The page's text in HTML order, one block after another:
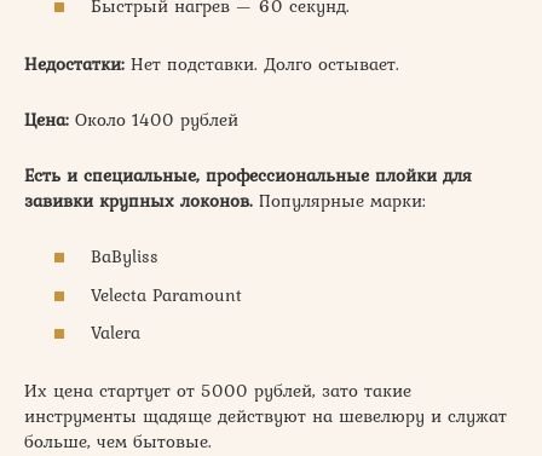
Быстрый нагрев — 60 секунд.
Недостатки: Нет подставки. Долго остывает.
Цена: Около 1400 рублей
Есть и специальные, профессиональные плойки для
завивки крупных локонов. Популярные марки:
BaByliss
Velecta Paramount
Valera
Их цена стартует от 5000 рублей, зато такие
инструменты щадяще действуют на шевелюру и служат
больше, чем бытовые.